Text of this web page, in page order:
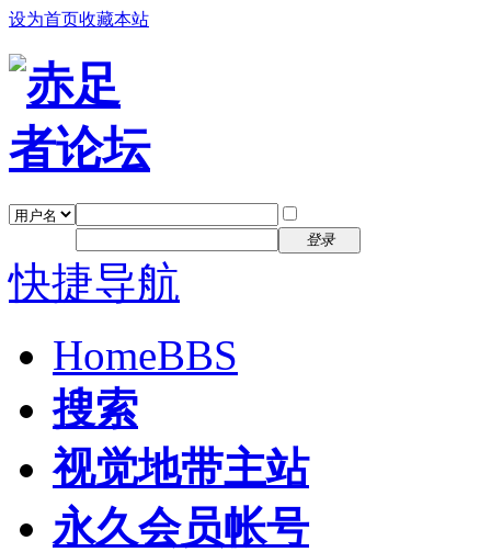
设为首页收藏本站
登录
快捷导航
HomeBBS
搜索
视觉地带主站
永久会员帐号